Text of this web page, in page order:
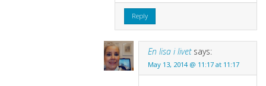
Reply
En lisa i livet says:
May 13, 2014 @ 11:17 at 11:17